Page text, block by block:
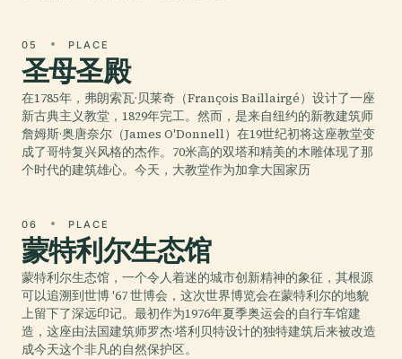
05 PLACE
圣母圣殿
在1785年，弗朗索瓦·贝莱奇（François Baillairgé）设计了一座
新古典主义教堂，1829年完工。然而，是来自纽约的新教建筑师
詹姆斯·奥唐奈尔（James O'Donnell）在19世纪初将这座教堂变
成了哥特复兴风格的杰作。70米高的双塔和精美的木雕体现了那
个时代的建筑雄心。今天，大教堂作为加拿大国家历
06 PLACE
蒙特利尔生态馆
蒙特利尔生态馆，一个令人着迷的城市创新精神的象征，其根源
可以追溯到世博 '67 世博会，这次世界博览会在蒙特利尔的地貌
上留下了深远印记。最初作为1976年夏季奥运会的自行车馆建
造，这座由法国建筑师罗杰·塔利贝特设计的独特建筑后来被改造
成今天这个非凡的自然保护区。